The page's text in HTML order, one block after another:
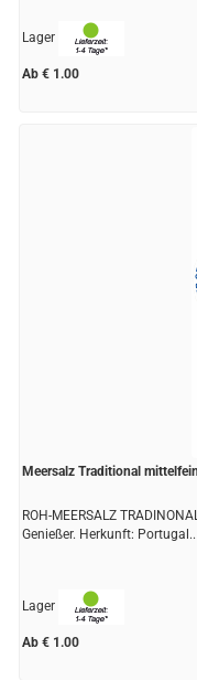
Lager
Ab € 1.00
Meersalz Traditional mittelfein
ROH-MEERSALZ
Genießer. Herkunft: Portugal..
Lager
Ab € 1.00